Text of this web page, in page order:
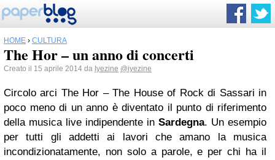
HOME › CULTURA
The Hor – un anno di concerti
Creato il 15 aprile 2014 da Iyezine @iyezine
Circolo arci The Hor – The House of Rock di Sassari in
poco meno di un anno è diventato il punto di riferimento
della musica live indipendente in Sardegna. Un esempio
per tutti gli addetti ai lavori che amano la musica
incondizionatamente, non solo a parole, e per chi ha il